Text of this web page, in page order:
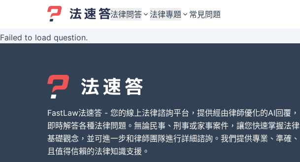
法律問答
婚姻與監護權
債務與債權
刑事犯罪案件
其他案件類型
法律專題
婚姻與監護權
債務與債權
刑事犯罪案件
其他案件類型
常見問題
Failed to load question.
FastLaw法速答 - 您的線上法律諮詢平台，提供經由律師優化的AI回覆，
即時解答各種法律問題。無論民事、刑事或家事案件，讓您快速掌握法律
基礎觀念，並可進一步和律師團隊進行詳細諮詢。我們提供專業、準確、
且值得信賴的法律知識支援。